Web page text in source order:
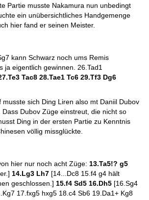
Partie musste Nakamura nun unbedingt
ein unübersichtliches Handgemenge
hier fand er seinen Meister.
kann Schwarz noch ums Remis
ja eigentlich gewinnen. 26.Tad1
Tac8 28.Tae1 Tc6 29.Tf3 Dg6
musste sich Ding Liren also mt Daniil Dubov
Dubov Züge einstreut, die nicht so
Ding in der ersten Partie zu Kenntnis
völlig missglückte.
hier nur noch acht Züge: 13.Ta5!? g5
14.Lg3 Lh7 [14...Dc8 15.f4 g4 hält
geschlossen.] 15.f4 Sd5 16.Dh5 [16.Sg4
17.fxg5 hxg5 18.c4 Sb6 19.Da1+ Kg8